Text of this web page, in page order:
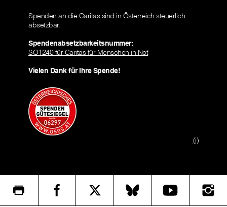
Spenden an die Caritas sind in Österreich steuerlich
absetzbar.
Spendenabsetzbarkeitsnummer:
SO1240 für Caritas für Menschen in Not
Vielen Dank für Ihre Spende!
(i)